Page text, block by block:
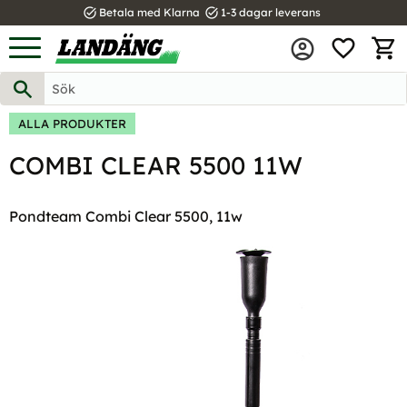
Meny
task_alt Betala med Klarna task_alt 1-3 dagar leverans
ALLA PRODUKTER
COMBI CLEAR 5500 11W
Pondteam Combi Clear 5500, 11w